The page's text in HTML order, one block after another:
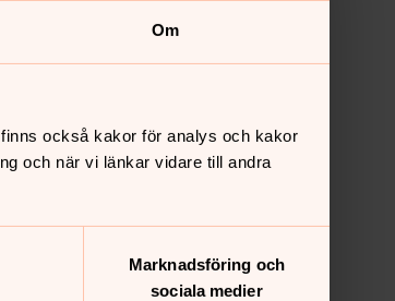
Om
också kakor för analys och kakor
och när vi länkar vidare till andra
Marknadsföring och
sociala medier